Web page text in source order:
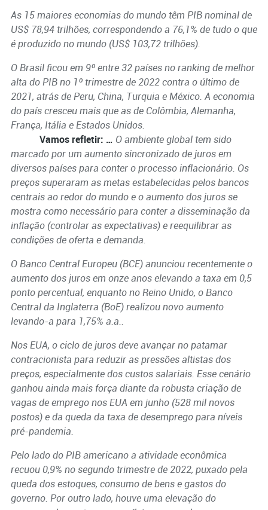
As 15 maiores economias do mundo têm PIB nominal de
US$ 78,94 trilhões, correspondendo a 76,1% de tudo o que
é produzido no mundo (US$ 103,72 trilhões).
O Brasil ficou em 9º entre 32 países no ranking de melhor
alta do PIB no 1º trimestre de 2022 contra o último de
2021, atrás de Peru, China, Turquia e México. A economia
do país cresceu mais que as de Colômbia, Alemanha,
França, Itália e Estados Unidos.
Vamos refletir: … O ambiente global tem sido
marcado por um aumento sincronizado de juros em
diversos países para conter o processo inflacionário. Os
preços superaram as metas estabelecidas pelos bancos
centrais ao redor do mundo e o aumento dos juros se
mostra como necessário para conter a disseminação da
inflação (controlar as expectativas) e reequilibrar as
condições de oferta e demanda.
O Banco Central Europeu (BCE) anunciou recentemente o
aumento dos juros em onze anos elevando a taxa em 0,5
ponto percentual, enquanto no Reino Unido, o Banco
Central da Inglaterra (BoE) realizou novo aumento
levando-a para 1,75% a.a..
Nos EUA, o ciclo de juros deve avançar no patamar
contracionista para reduzir as pressões altistas dos
preços, especialmente dos custos salariais. Esse cenário
ganhou ainda mais força diante da robusta criação de
vagas de emprego nos EUA em junho (528 mil novos
postos) e da queda da taxa de desemprego para níveis
pré-pandemia.
Pelo lado do PIB americano a atividade econômica
recuou 0,9% no segundo trimestre de 2022, puxado pela
queda dos estoques, consumo de bens e gastos do
governo. Por outro lado, houve uma elevação do